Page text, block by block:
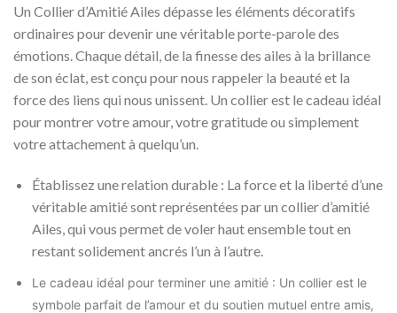
Un Collier d’Amitié Ailes dépasse les éléments décoratifs
ordinaires pour devenir une véritable porte-parole des
émotions. Chaque détail, de la finesse des ailes à la brillance
de son éclat, est conçu pour nous rappeler la beauté et la
force des liens qui nous unissent. Un collier est le cadeau idéal
pour montrer votre amour, votre gratitude ou simplement
votre attachement à quelqu’un.
Établissez une relation durable : La force et la liberté d’une
véritable amitié sont représentées par un collier d’amitié
Ailes, qui vous permet de voler haut ensemble tout en
restant solidement ancrés l’un à l’autre.
Le cadeau idéal pour terminer une amitié : Un collier est le
symbole parfait de l’amour et du soutien mutuel entre amis,